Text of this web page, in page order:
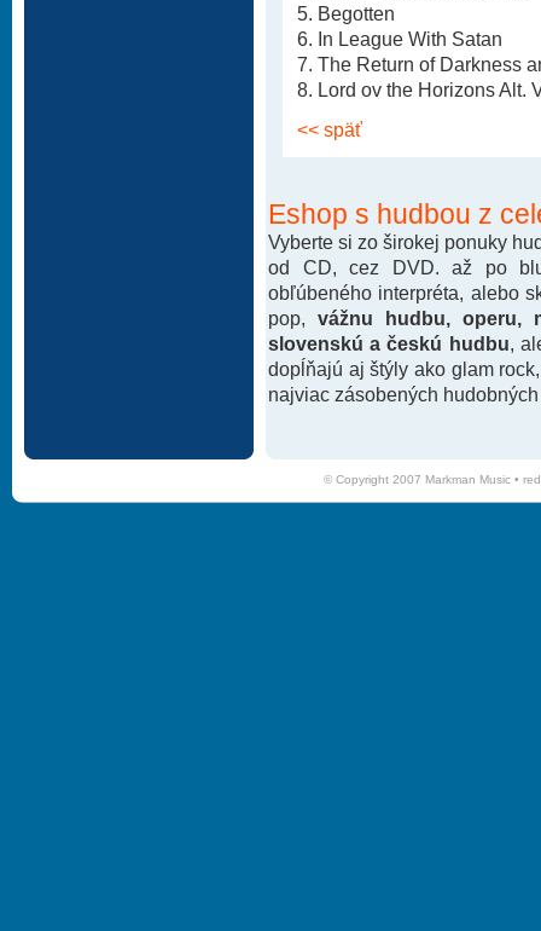
5. Begotten
6. In League With Satan
7. The Return of Darkness
8. Lord ov the Horizons Alt.
<< späť
Eshop s hudbou z
Vyberte si zo širokej ponuky
od CD, cez DVD. až po
obľúbeného interpréta, alebo
pop, vážnu hudbu, operu,
slovenskú a českú hudbu ,
dopĺňajú aj štýly ako glam
najviac zásobených
© Copyright 2007 Markman Music •